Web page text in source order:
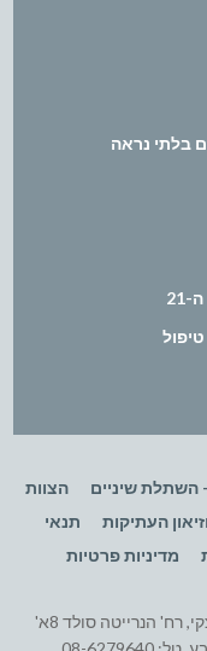
בלתי נראה
השתלת שיניים
הצוות
העתיקות
תנאי
מדיניות פרטיות
© 2013 כל הזכויות שמורות לד"ר ג. ריביצקי, רח' הנרייטה סולד 8א'